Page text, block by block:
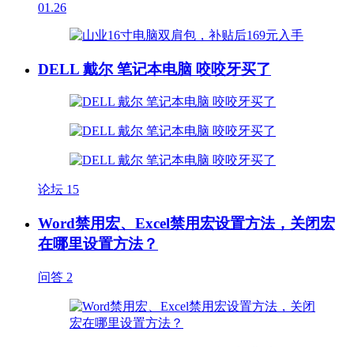
01.26
DELL 戴尔 笔记本电脑 咬咬牙买了
论坛 15
Word禁用宏、Excel禁用宏设置方法，关闭宏
在哪里设置方法？
问答 2